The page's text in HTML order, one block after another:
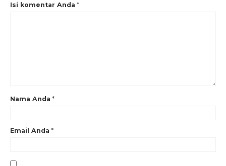
Isi komentar Anda *
Nama Anda *
Email Anda *